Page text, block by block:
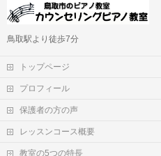
鳥取駅より徒歩7分
トップページ
プロフィール
保護者の方の声
レッスンコース概要
教室の5つの特長